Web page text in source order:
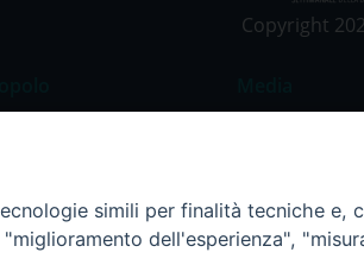
Copyright
simili per finalità tecniche e,
dell'esperienza",